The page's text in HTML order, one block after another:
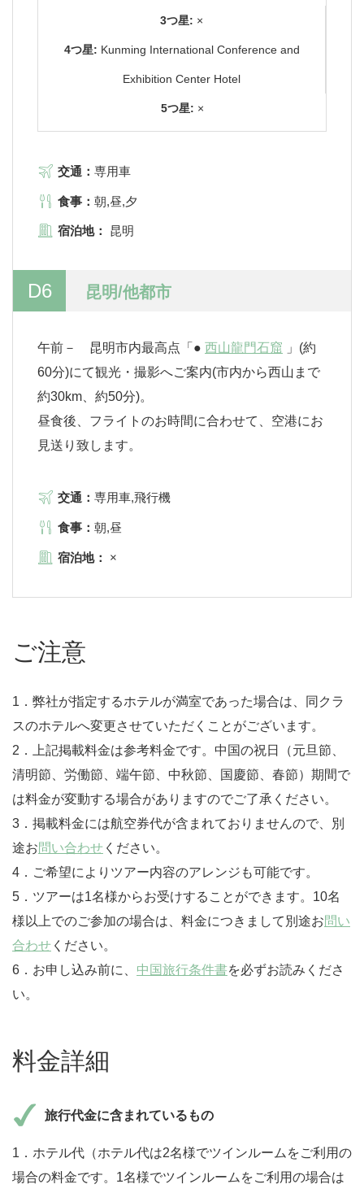
3つ星: ×
4つ星: Kunming International Conference and
Exhibition Center Hotel
5つ星: ×
交通： 専用車
食事： 朝,昼,夕
宿泊地： 昆明
D6 昆明/他都市
午前－ 昆明市内最高点「● 西山龍門石窟 」(約
60分)にて観光・撮影へご案内(市内から西山まで
約30km、約50分)。
昼食後、フライトのお時間に合わせて、空港にお
見送り致します。
交通： 専用車,飛行機
食事： 朝,昼
宿泊地： ×
ご注意
1．弊社が指定するホテルが満室であった場合は、同クラ
スのホテルへ変更させていただくことがございます。
2．上記掲載料金は参考料金です。中国の祝日（元旦節、
清明節、労働節、端午節、中秋節、国慶節、春節）期間で
は料金が変動する場合がありますのでご了承ください。
3．掲載料金には航空券代が含まれておりませんので、別
途お問い合わせ ください。
4．ご希望によりツアー内容のアレンジも可能です。
5．ツアーは1名様からお受けすることができます。10名
様以上でのご参加の場合は、料金につきまして別途お問い
合わせ ください。
6．お申し込み前に、 中国旅行条件書を必ずお読みくださ
い。
料金詳細
旅行代金に含まれているもの
1．ホテル代（ホテル代は2名様でツインルームをご利用の
場合の料金です。1名様でツインルームをご利用の場合は